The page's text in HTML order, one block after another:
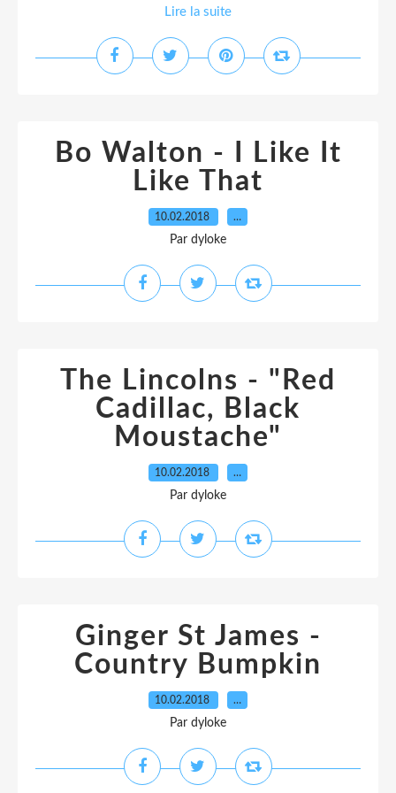
Lire la suite
Bo Walton - I Like It
Like That
10.02.2018 …
Par dyloke
The Lincolns - "Red
Cadillac, Black
Moustache"
10.02.2018 …
Par dyloke
Ginger St James -
Country Bumpkin
10.02.2018 …
Par dyloke